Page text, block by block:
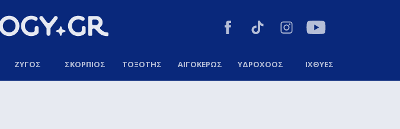
ΖΥΓΟΣ ΣΚΟΡΠΙΟΣ ΤΟΞΟΤΗΣ ΑΙΓΟΚΕΡΩΣ ΥΔΡΟΧΟΟΣ ΙΧΘΥΕΣ